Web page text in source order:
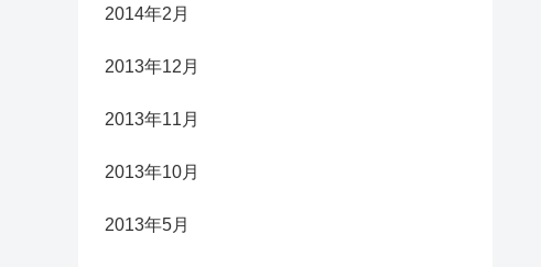
2014年2月
2013年12月
2013年11月
2013年10月
2013年5月